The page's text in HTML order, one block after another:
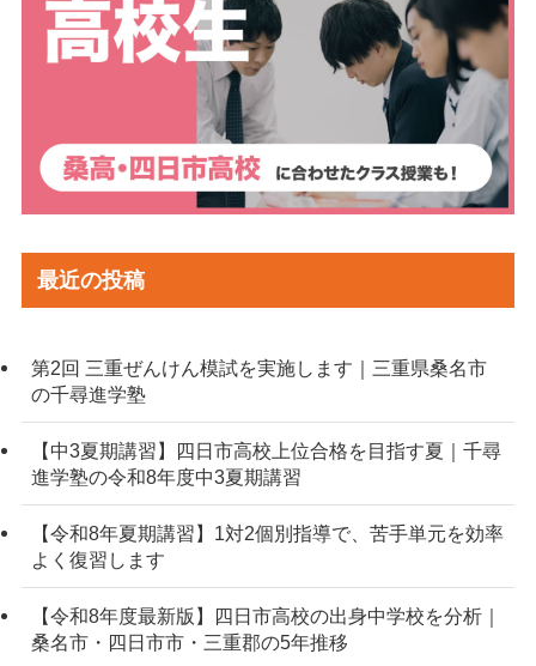
最近の投稿
第2回 三重ぜんけん模試を実施します｜三重県桑名市
の千尋進学塾
【中3夏期講習】四日市高校上位合格を目指す夏｜千尋
進学塾の令和8年度中3夏期講習
【令和8年夏期講習】1対2個別指導で、苦手単元を効率
よく復習します
【令和8年度最新版】四日市高校の出身中学校を分析｜
桑名市・四日市市・三重郡の5年推移